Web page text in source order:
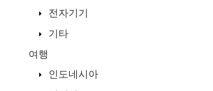
전자기기
기타
여행
인도네시아